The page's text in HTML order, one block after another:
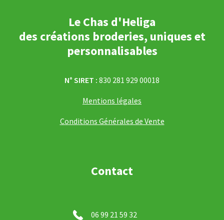
Le Chas d'Heliga
des créations broderies, uniques et
personnalisables
N° SIRET : 830 281 929 00018
Mentions légales
Conditions Générales de Vente
Contact
06 99 21 59 32